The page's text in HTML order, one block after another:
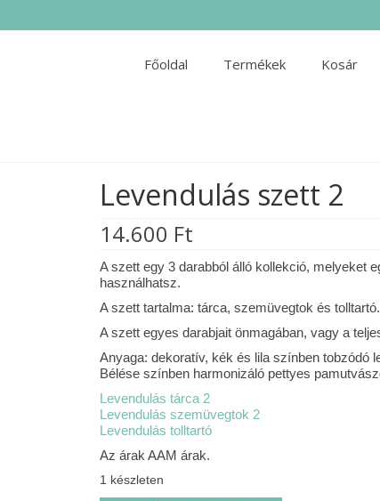
Főoldal Termékek Kosár
Levendulás szett 2
14.600 Ft
A szett egy 3 darabból álló kollekció, melyeket
használhatsz.
A szett tartalma: tárca, szemüvegtok és tolltartó.
A szett egyes darabjait önmagában, vagy a
Anyaga: dekoratív, kék és lila színben tobzódó
Bélése színben harmonizáló pettyes
Levendulás tárca 2
Levendulás szemüvegtok 2
Levendulás tolltartó
Az árak AAM árak.
1 készleten